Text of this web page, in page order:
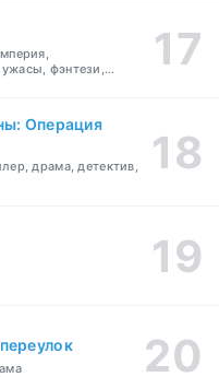
фэнтези,
Операция
драма, детектив,